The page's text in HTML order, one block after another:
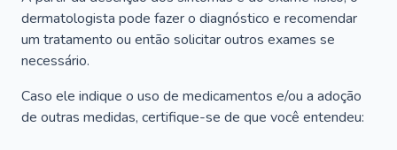
dermatologista pode fazer o diagnóstico e recomendar
um tratamento ou então solicitar outros exames se
necessário.
Caso ele indique o uso de medicamentos e/ou a adoção
de outras medidas, certifique-se de que você entendeu: